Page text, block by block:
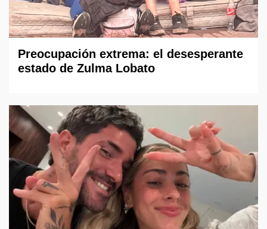
Preocupación extrema: el desesperante
estado de Zulma Lobato